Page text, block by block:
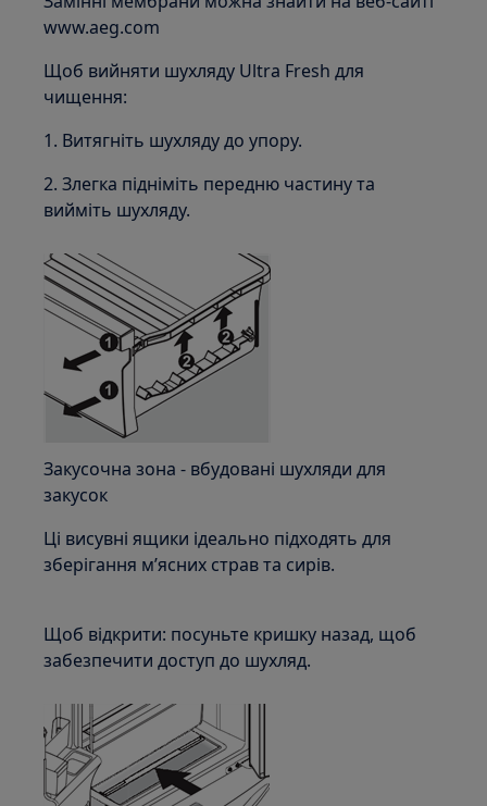
www.aeg.com
Щоб вийняти шухляду Ultra Fresh для
чищення:
1. Витягніть шухляду до упору.
2. Злегка підніміть передню частину та
вийміть шухляду.
Закусочна зона - вбудовані шухляди для
закусок
Ці висувні ящики ідеально підходять для
зберігання м’ясних страв та сирів.
Щоб відкрити: посуньте кришку назад, щоб
забезпечити доступ до шухляд.